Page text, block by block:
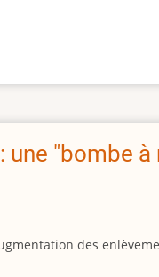
une "bombe
des